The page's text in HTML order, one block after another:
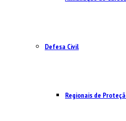
Defesa Civil
Regionais de